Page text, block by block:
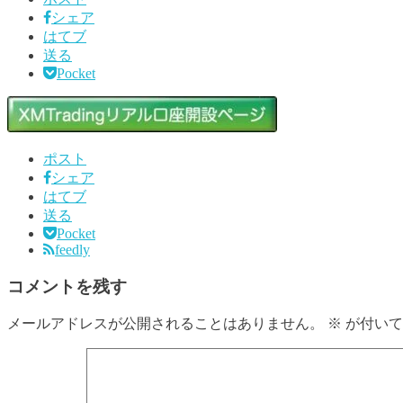
シェア
はてブ
送る
Pocket
ポスト
シェア
はてブ
送る
Pocket
feedly
コメントを残す
メールアドレスが公開されることはありません。 ※ が付い